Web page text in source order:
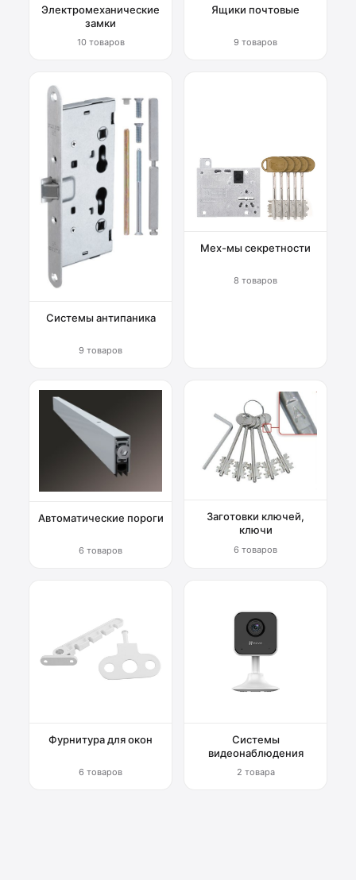
Электромеханические
замки
10 товаров
Ящики почтовые
9 товаров
Системы антипаника
9 товаров
Мех-мы секретности
8 товаров
Автоматические пороги
6 товаров
Заготовки ключей,
ключи
6 товаров
Фурнитура для окон
6 товаров
Системы
видеонаблюдения
2 товара